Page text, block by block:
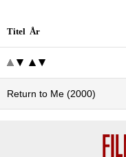
Titel År
Return to Me (2000)